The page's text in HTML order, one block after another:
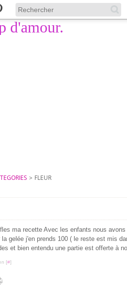
> FLEUR
ma recette Avec les enfants nous
gelée j'en prends 100 ( le reste est mis
et bien entendu une partie est offerte à
[#]